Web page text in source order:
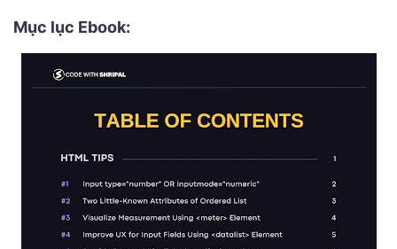
Mục lục Ebook: